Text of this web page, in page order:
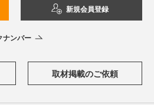
新規会員登録
ナンバー
取材掲載のご依頼